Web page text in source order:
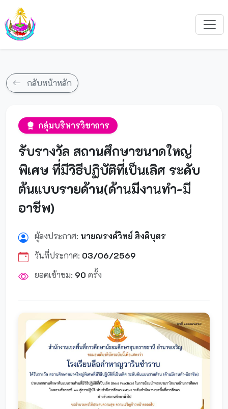
กลับหน้าหลัก
กลุ่มบริหารวิชาการ
รับรางวัล สถานศึกษาขนาดใหญ่
พิเศษ ที่มีวิธีปฏิบัติที่เป็นเลิศ ระดับ
ต้นแบบรายด้าน(ด้านมีงานทำ-มี
อาชีพ)
ผู้ลงประกาศ: นายณรงค์วิทย์ สิงคิบุตร
วันที่ประกาศ: 03/06/2569
ยอดเข้าชม: 90 ครั้ง